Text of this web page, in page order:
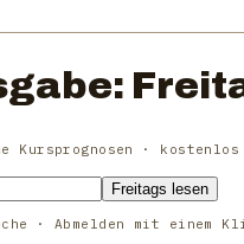
Kursprognosen · kostenlos
Freitags lesen
· Abmelden mit einem